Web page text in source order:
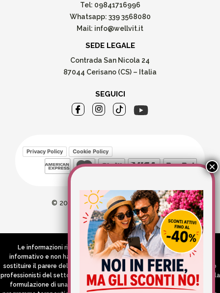
Tel: 09841716996
Whatsapp: 339 3568080
Mail: info@wellvit.it
SEDE LEGALE
Contrada San Nicola 24
87044 Cerisano (CS) – Italia
SEGUICI
Privacy Policy Cookie Policy
© 2026 Wellvit All Rights Reserved
Credits:Aries comunica
Le informazioni riportate nel Sito hanno esclusivamente scopo
informativo e non hanno in alcun modo né la pretesa né l’obiettivo di
sostituire il parere del medico e/o specialista, di altri operatori sanitari o
professionisti del settore che devono in ogni caso essere contattati per la
formulazione di una diagnosi o l’indicazione di un eventuale corretto